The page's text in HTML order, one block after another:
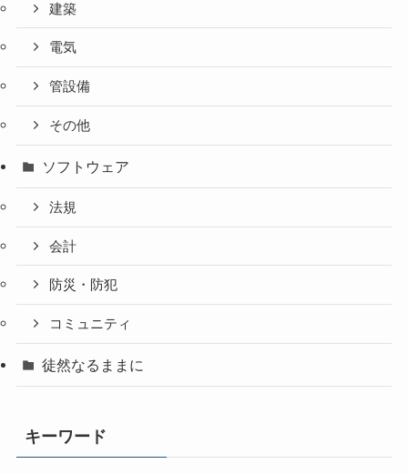
建築
電気
管設備
その他
ソフトウェア
法規
会計
防災・防犯
コミュニティ
徒然なるままに
キーワード